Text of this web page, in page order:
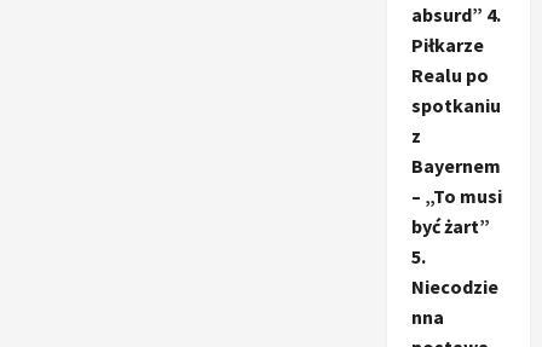
absurd” 4.
Piłkarze
Realu po
spotkaniu
z
Bayernem
– „To musi
być żart”
5.
Niecodzie
nna